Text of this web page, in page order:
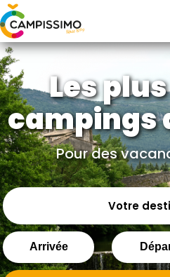
Les
campings
Pour des
Votre